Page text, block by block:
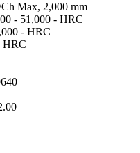
Max, 2,000 mm
- 51,000 - HRC
- HRC
HRC